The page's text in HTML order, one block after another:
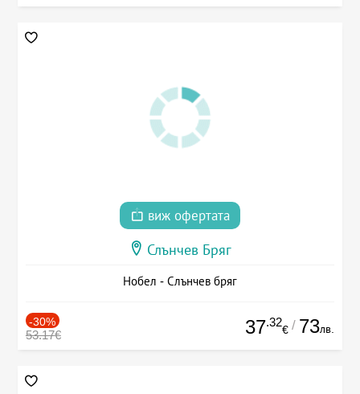
виж офертата
Слънчев Бряг
Нобел - Слънчев бряг
-30%
53.17€ 37.32
€ / 73лв.